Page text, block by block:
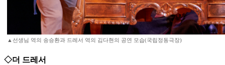
▲선생님 역의 송승환과 드레서 역의 김다현의 공연 모습(국립정동극장)
◇더 드레서